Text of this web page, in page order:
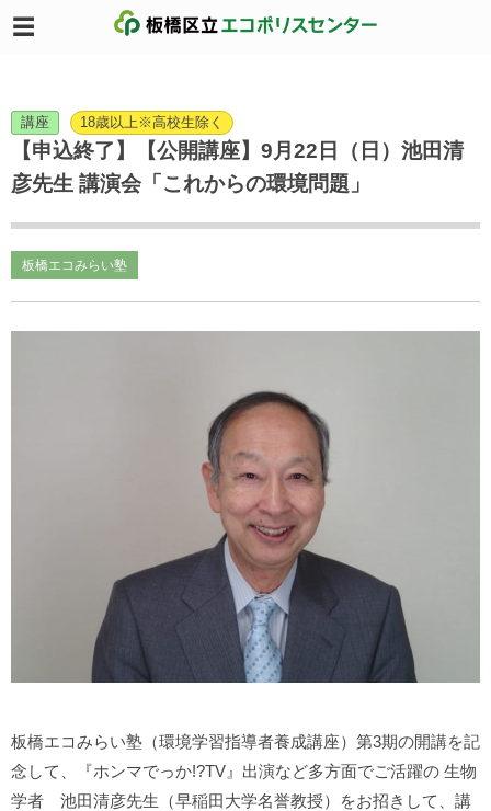
講座 18歳以上※高校生除く
【申込終了】【公開講座】9月22日（日）池田清
彦先生 講演会「これからの環境問題」
板橋エコみらい塾
板橋エコみらい塾（環境学習指導者養成講座）第3期の開講を記
念して、『ホンマでっか!?TV』出演など多方面でご活躍の 生物
学者 池田清彦先生（早稲田大学名誉教授）をお招きして、講